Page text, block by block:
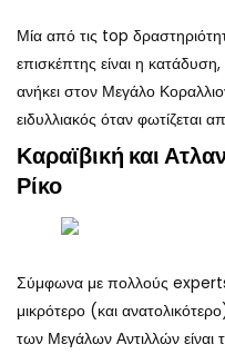
Μία από τις top
επισκέπτης είναι η
ανήκει στον Μεγάλο
ειδυλλιακός όταν φωτίζεται
Καραϊβική και
Ρίκο
Σύμφωνα με πολλούς experts
μικρότερο (και
των Μεγάλων Αντιλλών είναι